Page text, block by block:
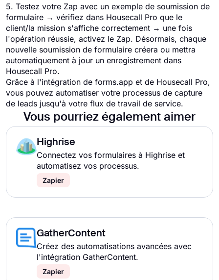
5. Testez votre Zap avec un exemple de soumission de
formulaire → vérifiez dans Housecall Pro que le
client/la mission s'affiche correctement → une fois
l'opération réussie, activez le Zap. Désormais, chaque
nouvelle soumission de formulaire créera ou mettra
automatiquement à jour un enregistrement dans
Housecall Pro.
Grâce à l'intégration de forms.app et de Housecall Pro,
vous pouvez automatiser votre processus de capture
de leads jusqu'à votre flux de travail de service.
Vous pourriez également aimer
Highrise
Connectez vos formulaires à Highrise et
automatisez vos processus.
Zapier
GatherContent
Créez des automatisations avancées avec
l'intégration GatherContent.
Zapier